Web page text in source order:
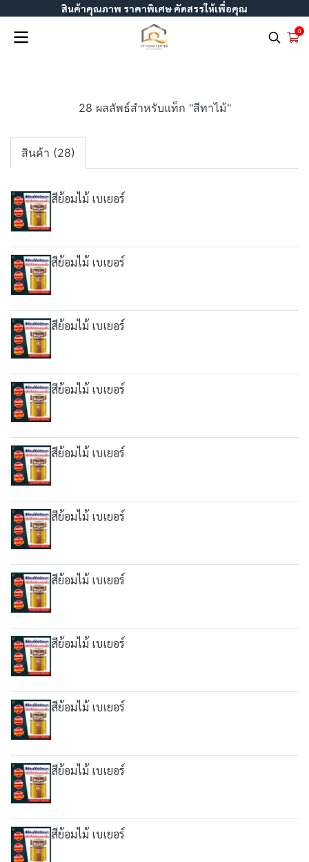
สินค้าคุณภาพ ราคาพิเศษ คัดสรรให้เพื่อคุณ
0
28 ผลลัพธ์สำหรับแท็ก "สีทาไม้"
สินค้า (28)
สีย้อมไม้ เบเยอร์
สีย้อมไม้ เบเยอร์
สีย้อมไม้ เบเยอร์
สีย้อมไม้ เบเยอร์
สีย้อมไม้ เบเยอร์
สีย้อมไม้ เบเยอร์
สีย้อมไม้ เบเยอร์
สีย้อมไม้ เบเยอร์
สีย้อมไม้ เบเยอร์
สีย้อมไม้ เบเยอร์
สีย้อมไม้ เบเยอร์